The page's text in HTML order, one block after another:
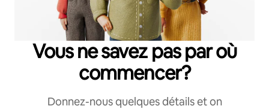
Vous ne savez pas par où
commencer?
Donnez-nous quelques détails et on